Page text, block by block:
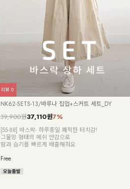
NK62-SETS-13/바루나 집업+스커트 세트_DY
7%
39,900원37,110원
[55-88] 바스락- 하루종일 쾌적한 터치감!
그물망 형태의 메쉬 안감으로
땀과 습기를 빠르게 배출해줘요
Free
리뷰 0